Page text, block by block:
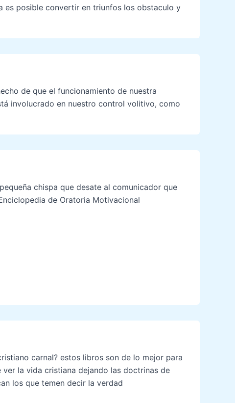
es posible convertir en triunfos los obstaculo y
de que el funcionamiento de nuestra
involucrado en nuestro control volitivo, como
chispa que desate al comunicador que
de Oratoria Motivacional
carnal? estos libros son de lo mejor para
la vida cristiana dejando las doctrinas de
los que temen decir la verdad